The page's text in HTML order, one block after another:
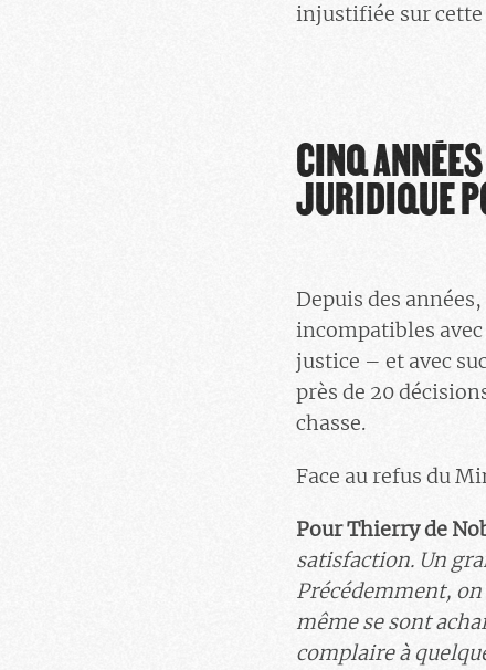
injustifiée sur cette
CINQ
JURIDIQUE
Depuis des
incompatibles
justice – et avec
près de 20
chasse.
Face au refus du
Pour Thierry de
satisfaction. Un
Précédemment,
même se sont
complaire à